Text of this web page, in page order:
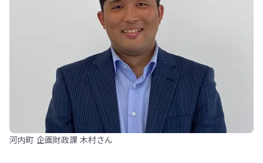
河内町 企画財政課 木村さん